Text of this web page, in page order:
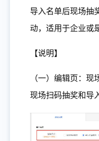
导入名单后现场抽
动，适用于企业或
【说明】
（一）编辑页：
现场扫码抽奖和导